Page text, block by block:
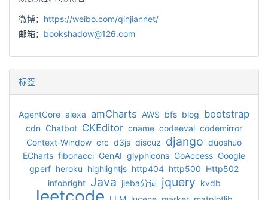
微博： https://weibo.com/qinjiannet/
邮箱： bookshadow@126.com
标签
AgentCore alexa amCharts AWS bfs blog bootstrap
cdn Chatbot CKEditor cname codeeval codemirror
Context-Window crc d3js discuz django duoshuo
ECharts fibonacci GenAI glyphicons GoAccess Google
gperf heroku highlightjs http404 http500 Http502
infobright Java jieba分词 jquery kvdb